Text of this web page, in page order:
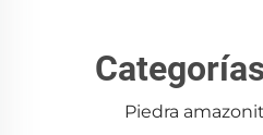
Piedra